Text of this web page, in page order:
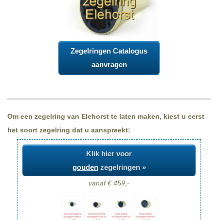
Zegelringen Catalogus
aanvragen
Om een zegelring van Elehorst te laten maken, kiest u eerst
het soort zegelring dat u aanspreekt:
Klik hier voor
goudenzegelringen »
vanaf € 459,-